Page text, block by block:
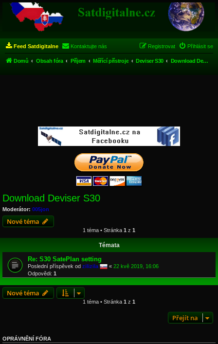
Feed Satdigitalne Kontaktujte nás Přihlásit se
Registrovat
Domů Obsah fóra Příjem Měřící přístroje Deviser S30 Download Deviser S30
Download Deviser S30
Moderátor: 005jon
Nové téma
1 téma • Stránka 1 z 1
Témata
Re: S30 SatePlan setting
Poslední příspěvek od zilizila « 22 kvě 2019, 16:06
Odpovědi: 1
Nové téma
1 téma • Stránka 1 z 1
Přejít na
OPRÁVNĚNÍ FÓRA